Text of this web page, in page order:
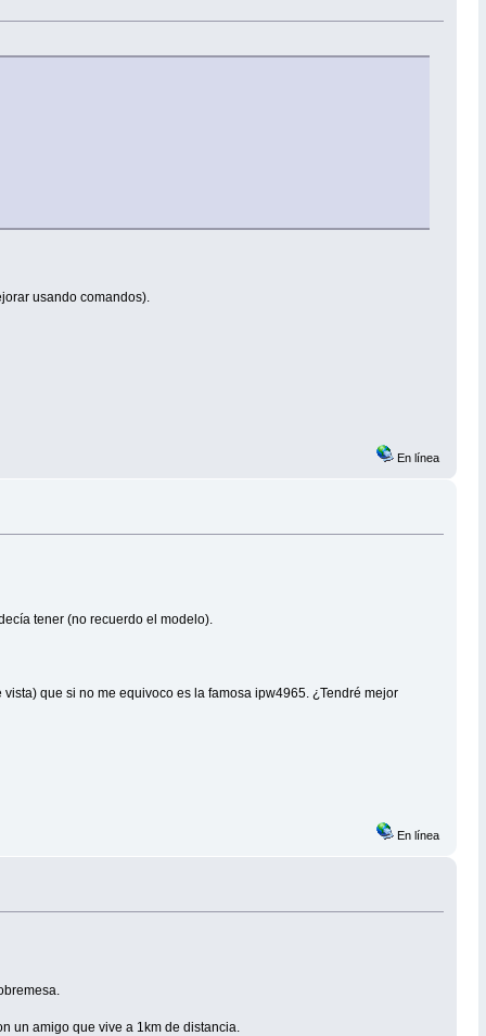
usando comandos).
En línea
tener (no recuerdo el modelo).
que si no me equivoco es la famosa ipw4965. ¿Tendré mejor
En línea
un amigo que vive a 1km de distancia.